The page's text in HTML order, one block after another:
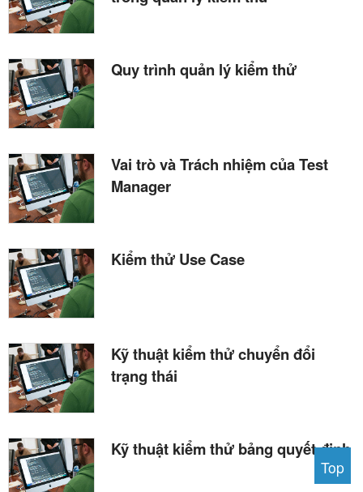
Quy trình quản lý kiểm thử
Vai trò và Trách nhiệm của Test
Manager
Kiểm thử Use Case
Kỹ thuật kiểm thử chuyển đổi
trạng thái
Kỹ thuật kiểm thử bảng quyết định
Top